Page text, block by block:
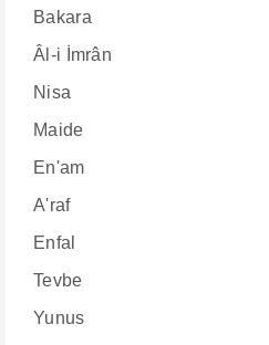
Bakara
Âl-i İmrân
Nisa
Maide
En'am
A'raf
Enfal
Tevbe
Yunus